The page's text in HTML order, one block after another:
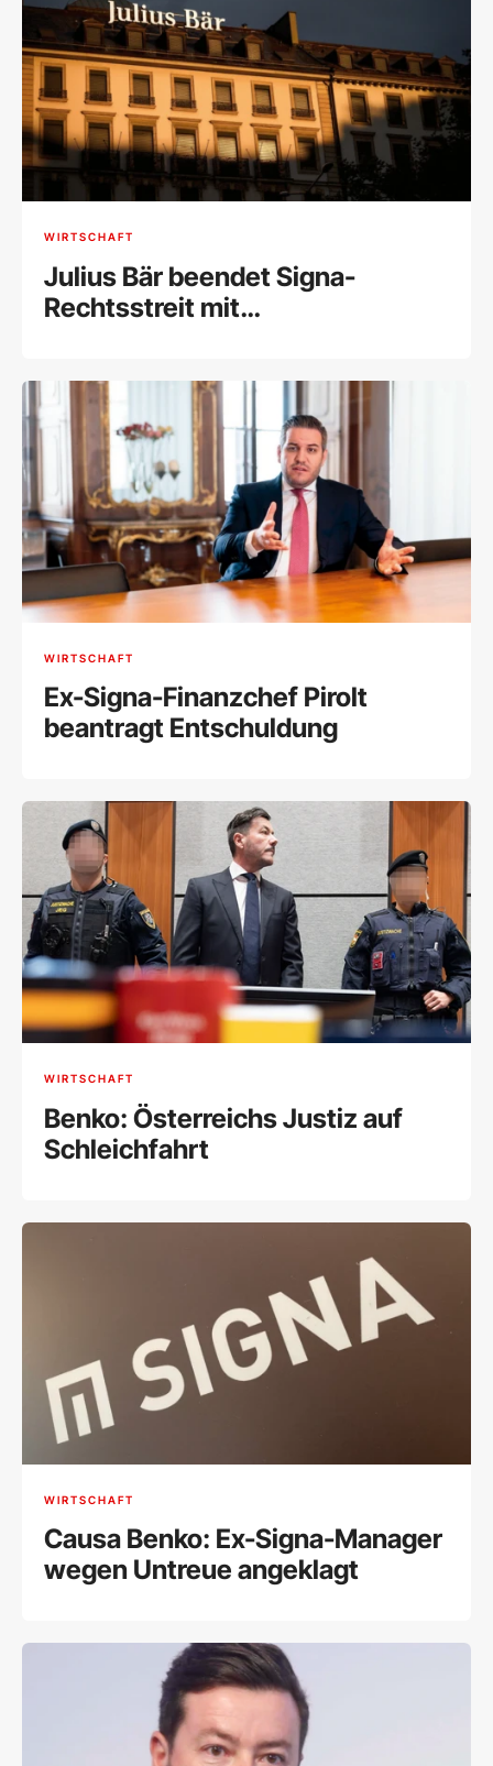
WIRTSCHAFT
Julius Bär beendet Signa-
Rechtsstreit mit
WIRTSCHAFT
Ex-Signa-Finanzchef Pirolt
beantragt Entschuldung
WIRTSCHAFT
Benko: Österreichs Justiz auf
Schleichfahrt
WIRTSCHAFT
Causa Benko: Ex-Signa-Manager
wegen Untreue angeklagt